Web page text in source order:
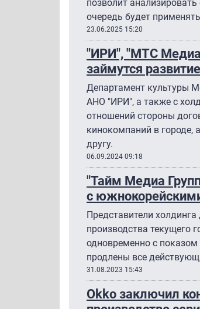
позволит
очередь будет
23.06.2025 15:20
"ИРИ", "МТС
займутся
Департамент культуры
АНО "ИРИ", а также с
отношений стороны
кинокомпаний в городе,
другу.
06.09.2024 09:18
"Тайм Медиа
с
Представители
производства текущего
одновременно с
продлены все
31.08.2023 15:43
Okko заключил